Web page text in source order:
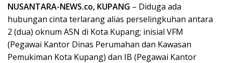
NUSANTARA-NEWS.co, KUPANG – Diduga ada
hubungan cinta terlarang alias perselingkuhan antara
2 (dua) oknum ASN di Kota Kupang; inisial VFM
(Pegawai Kantor Dinas Perumahan dan Kawasan
Pemukiman Kota Kupang) dan IB (Pegawai Kantor